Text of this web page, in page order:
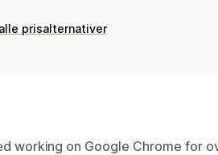
prisalternativer
working on Google Chrome for